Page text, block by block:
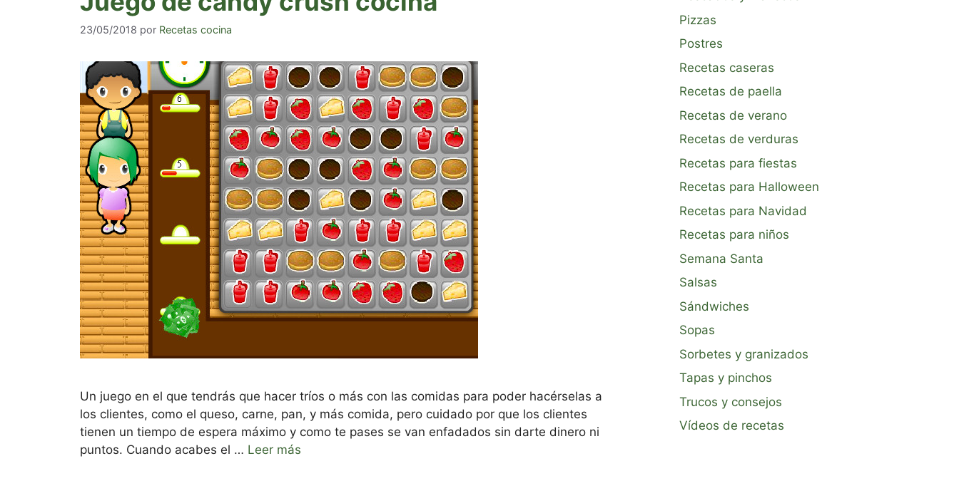
23/05/2018 por Recetas cocina
Un juego en el que tendrás que hacer tríos o más con las comidas para poder hacérselas a
los clientes, como el queso, carne, pan, y más comida, pero cuidado por que los clientes
tienen un tiempo de espera máximo y como te pases se van enfadados sin darte dinero ni
puntos. Cuando acabes el … Leer más
Pizzas
Postres
Recetas caseras
Recetas de paella
Recetas de verano
Recetas de verduras
Recetas para fiestas
Recetas para Halloween
Recetas para Navidad
Recetas para niños
Semana Santa
Salsas
Sándwiches
Sopas
Sorbetes y granizados
Tapas y pinchos
Trucos y consejos
Vídeos de recetas